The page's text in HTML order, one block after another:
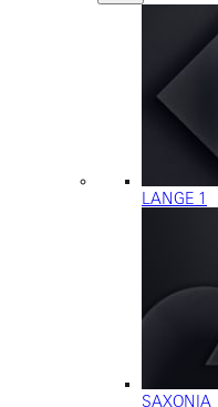
LANGE 1
SAXONIA